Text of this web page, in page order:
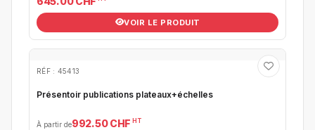
VOIR LE PRODUIT
RÉF : 45413
Présentoir publications plateaux+échelles
À partir de992.50 CHF HT